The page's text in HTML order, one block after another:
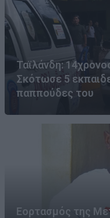
Ταϊλάνδη:
Σκότωσε 5
παππούδες του
Εορτασμός της